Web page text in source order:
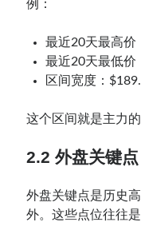
例：
最近20天最高价
最近20天最低价
区间宽度：
这个区间就是主力的
2.2 外盘关键
外盘关键点是历史
外。这些点位往往是